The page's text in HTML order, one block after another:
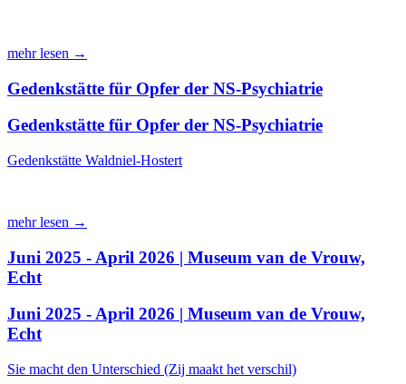
mehr lesen →
Gedenkstätte für Opfer der NS-Psychiatrie
Gedenkstätte für Opfer der NS-Psychiatrie
Gedenkstätte Waldniel-Hostert
mehr lesen →
Juni 2025 - April 2026 | Museum van de Vrouw,
Echt
Juni 2025 - April 2026 | Museum van de Vrouw,
Echt
Sie macht den Unterschied (Zij maakt het verschil)